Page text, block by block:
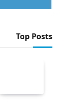
Top Posts